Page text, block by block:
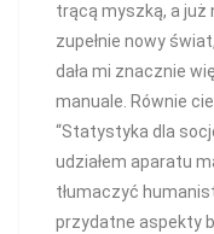
trącą myszką, a już
zupełnie nowy
dała mi znacznie
manuale. Równie
“Statystyka dla
udziałem aparatu
tłumaczyć
przydatne aspekty